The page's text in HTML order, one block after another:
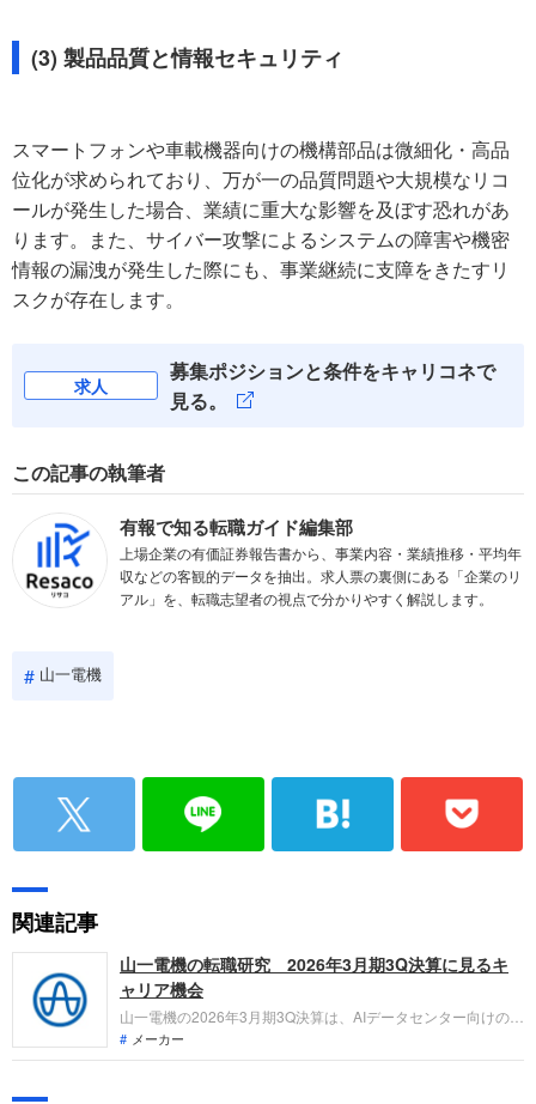
(3) 製品品質と情報セキュリティ
スマートフォンや車載機器向けの機構部品は微細化・高品
位化が求められており、万が一の品質問題や大規模なリコ
ールが発生した場合、業績に重大な影響を及ぼす恐れがあ
ります。また、サイバー攻撃によるシステムの障害や機密
情報の漏洩が発生した際にも、事業継続に支障をきたすリ
スクが存在します。
求人
募集ポジションと条件をキャリコネで
見る。
この記事の執筆者
有報で知る転職ガイド編集部
上場企業の有価証券報告書から、事業内容・業績推移・平均年
収などの客観的データを抽出。求人票の裏側にある「企業のリ
アル」を、転職志望者の視点で分かりやすく解説します。
山一電機
関連記事
山一電機の転職研究 2026年3月期3Q決算に見るキ
ャリア機会
山一電機の2026年3月期3Q決算は、AIデータセンター向けの好
調により営業利益が29.1%増と急伸。通期予想を過去最高の売
上520億円、営業利益110億円へと上方修正し、中期経営計画
メーカー